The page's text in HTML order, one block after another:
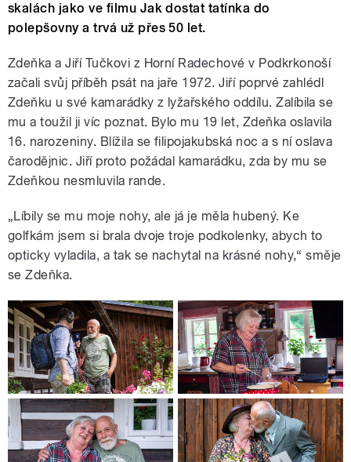
skalách jako ve filmu Jak dostat tatínka do
polepšovny a trvá už přes 50 let.
Zdeňka a Jiří Tučkovi z Horní Radechové v Podkrkonoší
začali svůj příběh psát na jaře 1972. Jiří poprvé zahlédl
Zdeňku u své kamarádky z lyžařského oddílu. Zalíbila se
mu a toužil ji víc poznat. Bylo mu 19 let, Zdeňka oslavila
16. narozeniny. Blížila se filipojakubská noc a s ní oslava
čarodějnic. Jiří proto požádal kamarádku, zda by mu se
Zdeňkou nesmluvila rande.
„Líbily se mu moje nohy, ale já je měla hubený. Ke
golfkám jsem si brala dvoje troje podkolenky, abych to
opticky vyladila, a tak se nachytal na krásné nohy,“ směje
se Zdeňka.